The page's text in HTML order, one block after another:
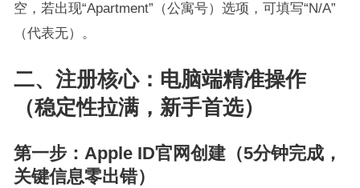
空，若出现“Apartment”（公寓号）选项，可填写“N/A”
（代表无）。
二、注册核心：电脑端精准操作
（稳定性拉满，新手首选）
第一步：Apple ID官网创建（5分钟完成，
关键信息零出错）